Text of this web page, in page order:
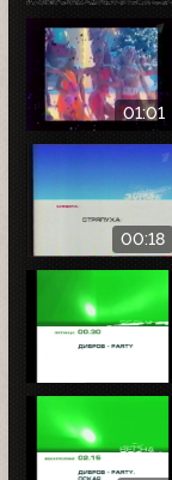
01:01
00:18